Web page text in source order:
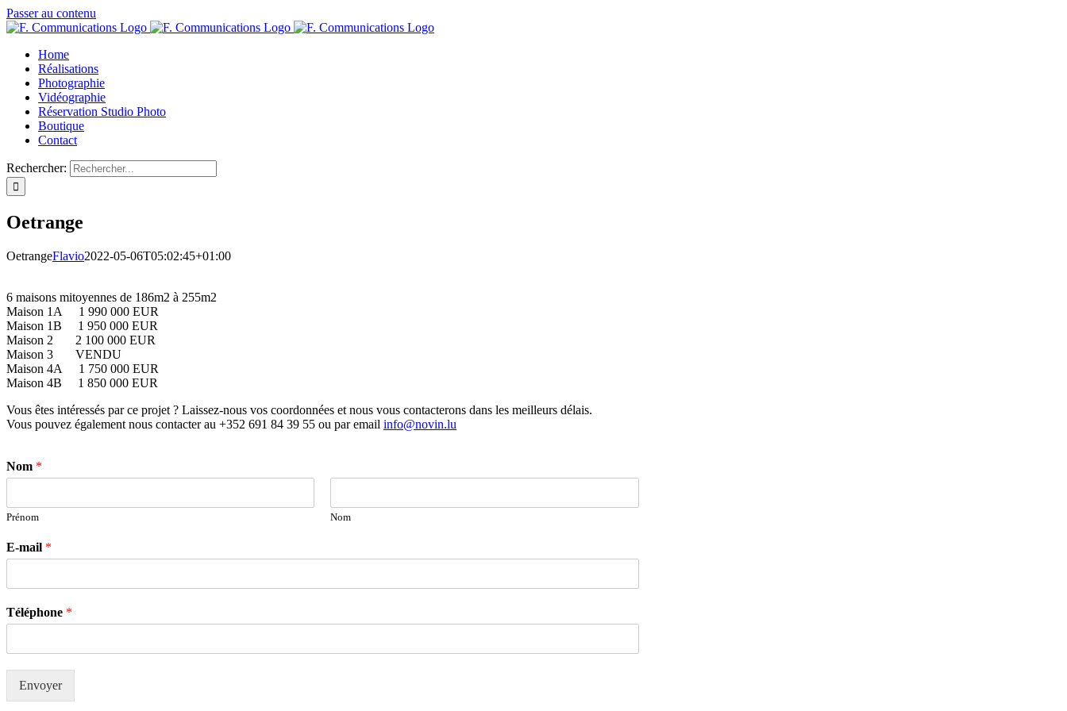
Passer au contenu
Home
Réalisations
Photographie
Vidéographie
Réservation Studio Photo
Boutique
Contact
Rechercher:
Oetrange
OetrangeFlavio2022-05-06T05:02:45+01:00
6 maisons mitoyennes de 186m2 à 255m2
Maison 1A 1 990 000 EUR
Maison 1B 1 950 000 EUR
Maison 2 2 100 000 EUR
Maison 3 VENDU
Maison 4A 1 750 000 EUR
Maison 4B 1 850 000 EUR
Vous êtes intéressés par ce projet ? Laissez-nous vos coordonnées et nous vous contacterons dans les meilleurs délais.
Vous pouvez également nous contacter au +352 691 84 39 55 ou par email info@novin.lu
Nom *
Prénom Nom
E-mail *
Téléphone *
Envoyer